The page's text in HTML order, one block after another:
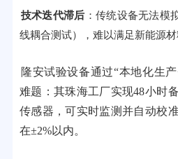
技术迭代滞后 ：传统设备无法模
线耦合测试），难以满足新能源材
隆安试验设备通过“本地化生
难题：其珠海工厂实现48小时
传感器，可实时监测并自动校
在±2%以内。